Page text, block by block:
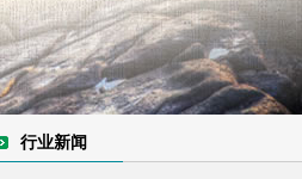
行业新闻